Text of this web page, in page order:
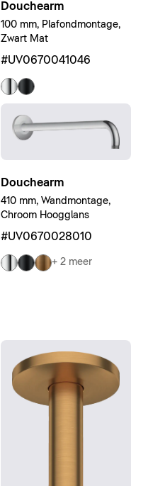
Douchearm
100 mm, Plafondmontage,
Zwart Mat
#UV0670041046
Douchearm
410 mm, Wandmontage,
Chroom Hoogglans
#UV0670028010
+ 2 meer